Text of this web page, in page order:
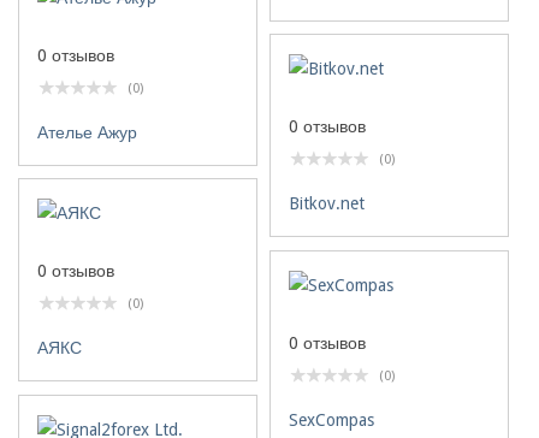
0 отзывов
(0)
Ателье Ажур 0 отзывов
(0)
Bitkov.net
0 отзывов
(0)
АЯКС 0 отзывов
(0)
SexCompas